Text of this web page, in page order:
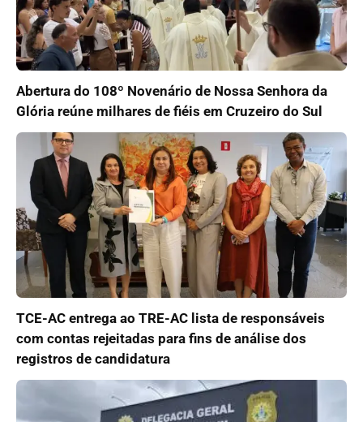
Abertura do 108º Novenário de Nossa Senhora da
Glória reúne milhares de fiéis em Cruzeiro do Sul
TCE-AC entrega ao TRE-AC lista de responsáveis
com contas rejeitadas para fins de análise dos
registros de candidatura